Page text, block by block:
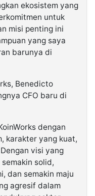
ekosistem yang
untuk
misi penting ini
yang saya
barunya di
Benedicto
CFO baru di
dengan
karakter yang kuat,
visi yang
solid,
dan semakin maju
agresif dalam